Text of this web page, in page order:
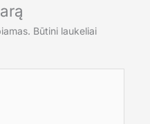
Būtini laukeliai